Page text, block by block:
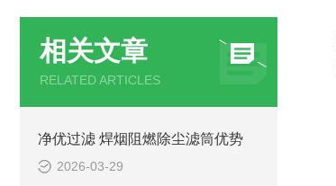
相关文章
RELATED ARTICLES
净优过滤 焊烟阻燃除尘滤筒优势
2026-03-29